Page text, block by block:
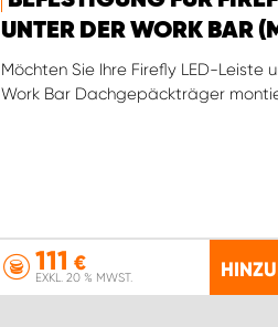
UNTER DER WORK BAR
Möchten Sie Ihre Firefly LED-Leiste
Work Bar Dachgepäckträger
111 €
EXKL. 20 % MWST.